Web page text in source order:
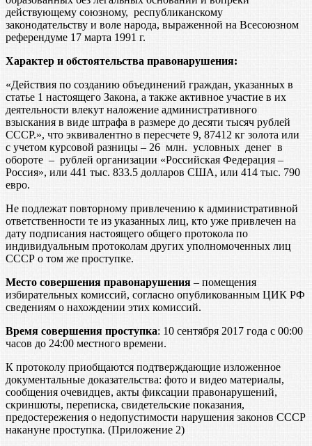
действующему союзному, республиканскому
законодательству и воле народа, выраженной на Всесоюзном
референдуме 17 марта 1991 г.
Характер и обстоятельства правонарушения:
«Действия по созданию объединений граждан, указанных в
статье 1 настоящего Закона, а также активное участие в их
деятельности влекут наложение административного
взыскания в виде штрафа в размере до десяти тысяч рублей
СССР.», что эквивалентно в пересчете 9, 87412 кг золота или
с учетом курсовой разницы – 26 млн. условных денег в
обороте – рублей организации «Российская Федерация –
Россия», или 441 тыс. 833.5 долларов США, или 414 тыс. 790
евро.
Не подлежат повторному привлечению к административной
ответственности те из указанных лиц, кто уже привлечен на
дату подписания настоящего общего протокола по
индивидуальным протоколам других уполномоченных лиц
СССР о том же проступке.
Место совершения правонарушения – помещения
избирательных комиссий, согласно опубликованным ЦИК РФ
сведениям о нахождении этих комиссий.
Время совершения проступка: 10 сентября 2017 года с 00:00
часов до 24:00 местного времени.
К протоколу приобщаются подтверждающие изложенное
документальные доказательства: фото и видео материалы,
сообщения очевидцев, акты фиксации правонарушений,
скриншоты, переписка, свидетельские показания,
предостережения о недопустимости нарушения законов СССР
накануне проступка. (Приложение 2)